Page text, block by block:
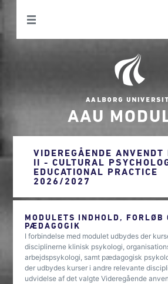
AAU
VIDEREGÅENDE ANVENDT
II - CULTURAL
EDUCATIONAL PRACTICE
2026/2027
MODULETS INDHOLD, FORLØB
PÆDAGOGIK
I forbindelse med modulet udbydes der
disciplinerne klinisk psykologi,
arbejdspsykologi, samt pædagogisk
der udbydes kurser i andre relevante
udvidelse af det valgte Videregående